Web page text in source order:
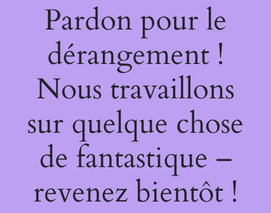
Pardon pour le
dérangement !
Nous travaillons
sur quelque chose
de fantastique –
revenez bientôt !